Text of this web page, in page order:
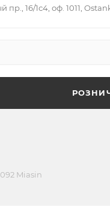
16/1с4, оф. 1011,
Miasin